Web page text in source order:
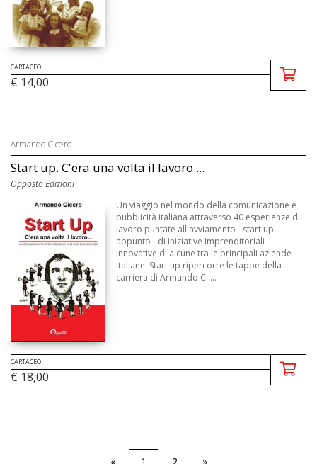
CARTACEO
€ 14,00
Armando Cicero
Start up. C'era una volta il lavoro....
Opposto Edizioni
Un viaggio nel mondo della comunicazione e
pubblicità italiana attraverso 40 esperienze di
lavoro puntate all'avviamento - start up
appunto - di iniziative imprenditoriali
innovative di alcune tra le principali aziende
italiane. Start up ripercorre le tappe della
carriera di Armando Ci ...
CARTACEO
€ 18,00